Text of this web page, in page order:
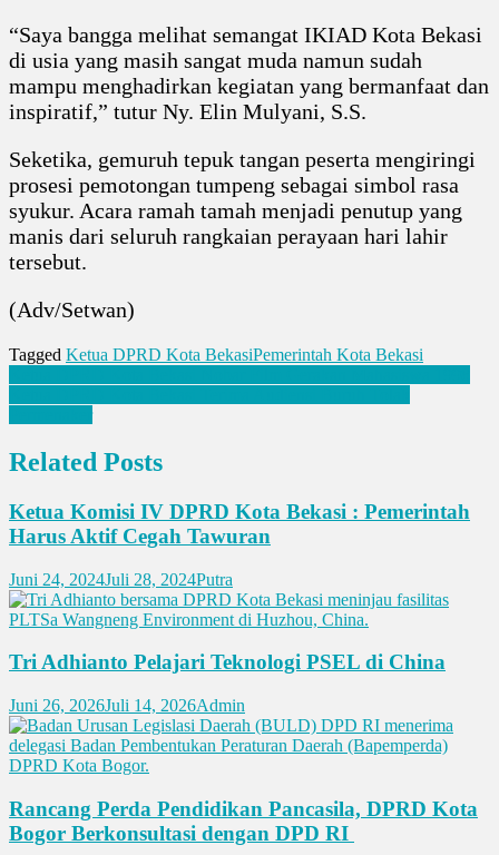
“Saya bangga melihat semangat IKIAD Kota Bekasi
di usia yang masih sangat muda namun sudah
mampu menghadirkan kegiatan yang bermanfaat dan
inspiratif,” tutur Ny. Elin Mulyani, S.S.
Seketika, gemuruh tepuk tangan peserta mengiringi
prosesi pemotongan tumpeng sebagai simbol rasa
syukur. Acara ramah tamah menjadi penutup yang
manis dari seluruh rangkaian perayaan hari lahir
tersebut.
(Adv/Setwan)
Tagged Ketua DPRD Kota BekasiPemerintah Kota Bekasi
Navigasi
pos
Related Posts
Ketua Komisi IV DPRD Kota Bekasi : Pemerintah
Harus Aktif Cegah Tawuran
Juni 24, 2024Juli 28, 2024Putra
Tri Adhianto Pelajari Teknologi PSEL di China
Juni 26, 2026Juli 14, 2026Admin
Rancang Perda Pendidikan Pancasila, DPRD Kota
Bogor Berkonsultasi dengan DPD RI